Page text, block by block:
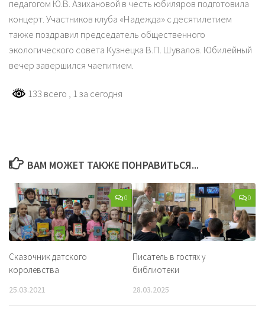
педагогом Ю.В. Азихановой в честь юбиляров подготовила
концерт. Участников клуба «Надежда» с десятилетием
также поздравил председатель общественного
экологического совета Кузнецка В.П. Шувалов. Юбилейный
вечер завершился чаепитием.
133 всего , 1 за сегодня
ВАМ МОЖЕТ ТАКЖЕ ПОНРАВИТЬСЯ...
0
Сказочник датского
королевства
25.03.2021
0
Писатель в гостях у
библиотеки
28.03.2025